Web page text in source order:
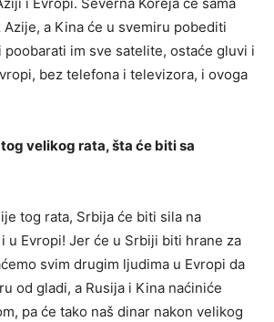
a Kina će u svemiru pobediti
poobarati im sve satelite, ostaće gluvi i
bez telefona i televizora, i ovoga
velikog rata, šta će biti sa
tog rata, Srbija će biti sila na
u Evropi! Jer će u Srbiji biti hrane za
svim drugim ljudima u Evropi da
od gladi, a Rusija i Kina naćiniće
pa će tako naš dinar nakon velikog